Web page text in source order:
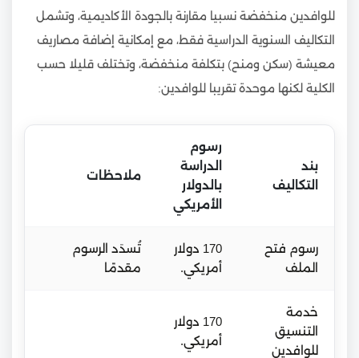
للوافدين منخفضة نسبيا مقارنة بالجودة الأكاديمية، وتشمل
التكاليف السنوية الدراسية فقط، مع إمكانية إضافة مصاريف
معيشة (سكن ومنح) بتكلفة منخفضة، وتختلف قليلا حسب
الكلية لكنها موحدة تقريبا للوافدين:
بند
التكاليف
رسوم
الدراسة
بالدولار
الأمريكي
ملاحظات
رسوم فتح
الملف
170 دولار
أمريكي.
تُسدَد الرسوم
مقدمًا
خدمة
التنسيق
للوافدين
170 دولار
أمريكي.